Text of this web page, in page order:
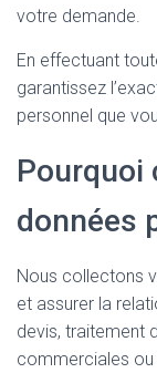
votre demande.
En effectuant
garantissez
personnel que
Pourquoi
données
Nous collectons
et assurer la
devis, traitement
commerciales